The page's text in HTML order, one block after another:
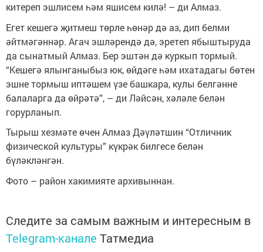
китереп эшлисем һәм яшисем килә! – ди Алмаз.
Егет кешегә җитмеш төрле һөнәр дә аз, дип белми
әйтмәгәннәр. Агач эшләрендә дә, эретеп ябыштыруда
да сынатмый Алмаз. Бер эштән дә куркып тормый.
“Кешегә ялынганыбыз юк, өйдәге һәм ихатадагы бөтен
эшне тормыш иптәшем үзе башкара, кулы белгәнне
балаларга да өйрәтә”, – ди Ләйсән, хәләле белән
горурланып.
Тырыш хезмәте өчен Алмаз Дәүләтшин “Отличник
физической культуры” күкрәк билгесе белән
бүләкләнгән.
Фото – район хакимияте архивыннан.
Следите за самым важным и интересным в
Telegram-канале Татмедиа